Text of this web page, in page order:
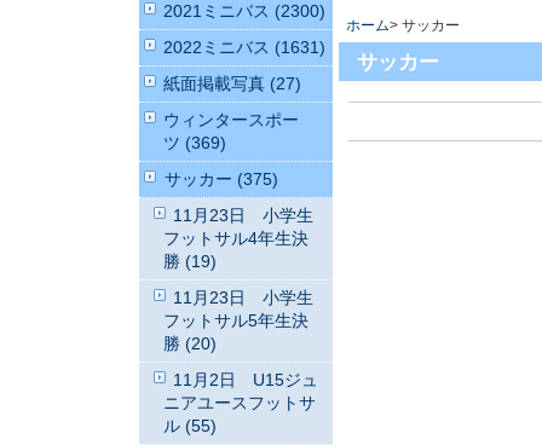
ホーム> サッカー
サッカー
2021ミニバス (2300)
2022ミニバス (1631)
紙面掲載写真 (27)
ウィンタースポー
ツ (369)
サッカー (375)
11月23日 小学生
フットサル4年生決
勝 (19)
11月23日 小学生
フットサル5年生決
勝 (20)
11月2日 U15ジュ
ニアユースフットサ
ル (55)